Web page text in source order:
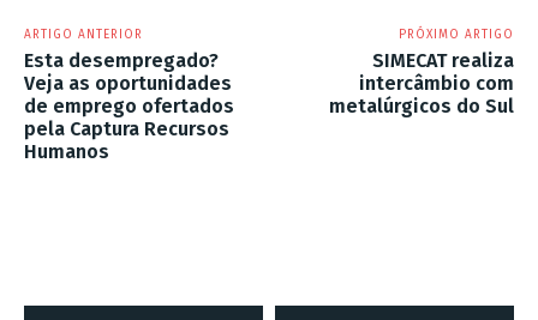
ARTIGO ANTERIOR
Esta desempregado?
Veja as oportunidades
de emprego ofertados
pela Captura Recursos
Humanos
PRÓXIMO ARTIGO
SIMECAT realiza
intercâmbio com
metalúrgicos do Sul